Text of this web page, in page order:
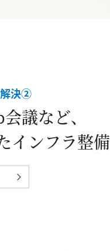
解決②
議など、
インフラ整備